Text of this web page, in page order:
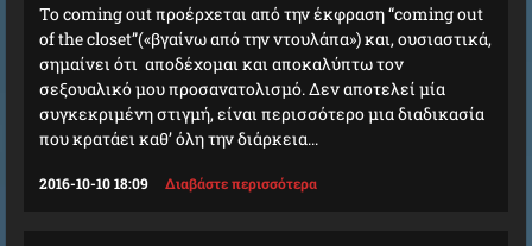
Το coming out προέρχεται από την έκφραση “coming out
of the closet”(«βγαίνω από την ντουλάπα») και, ουσιαστικά,
σημαίνει ότι αποδέχομαι και αποκαλύπτω τον
σεξουαλικό μου προσανατολισμό. Δεν αποτελεί μία
συγκεκριμένη στιγμή, είναι περισσότερο μια διαδικασία
που κρατάει καθ’ όλη την διάρκεια...
2016-10-10 18:09 Διαβάστε περισσότερα